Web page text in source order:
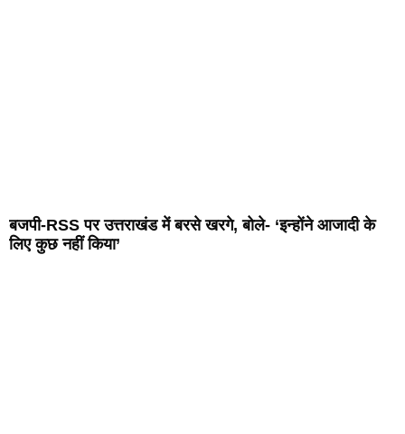
बजपी-RSS पर उत्तराखंड में बरसे खरगे, बोले- ‘इन्होंने आजादी के
लिए कुछ नहीं किया’